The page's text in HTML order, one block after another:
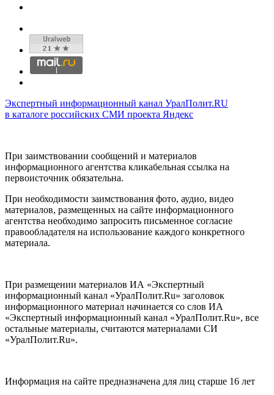
Экспертный информационный канал УралПолит.RU
в каталоге российских СМИ проекта Яндекс
При заимствовании сообщений и материалов
информационного агентства кликабельная ссылка на
первоисточник обязательна.
При необходимости заимствования фото, аудио, видео
материалов, размещенных на сайте информационного
агентства необходимо запросить письменное согласие
правообладателя на использование каждого конкретного
материала.
При размещении материалов ИА «Экспертный
информационный канал «УралПолит.Ru» заголовок
информационного материал начинается со слов ИА
«Экспертный информационный канал «УралПолит.Ru», все
остальные материалы, считаются материалами СИ
«УралПолит.Ru».
Информация на сайте предназначена для лиц старше 16 лет